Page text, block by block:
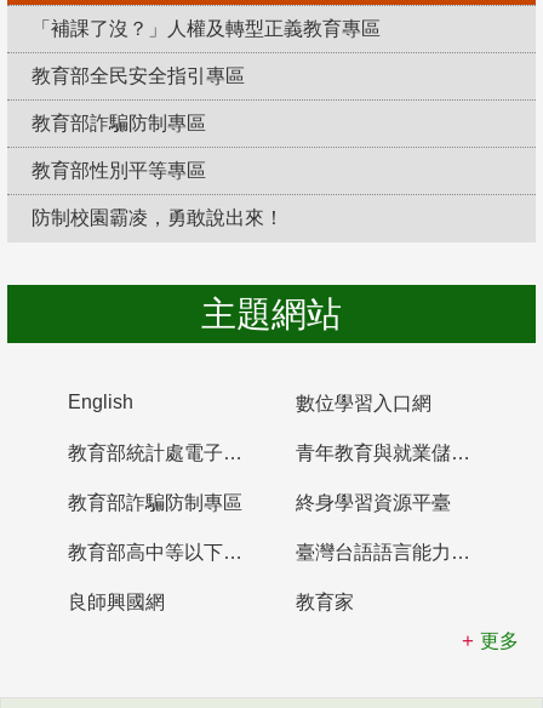
「補課了沒？」人權及轉型正義教育專區
教育部全民安全指引專區
教育部詐騙防制專區
教育部性別平等專區
防制校園霸凌，勇敢說出來！
主題網站
English 數位學習入口網
教育部統計處電子書櫃 青年教育與就業儲蓄帳戶
教育部詐騙防制專區 終身學習資源平臺
教育部高中等以下學校及幼兒園教師資格檢定考試 臺灣台語語言能力認證網站
良師興國網
教育家
更多